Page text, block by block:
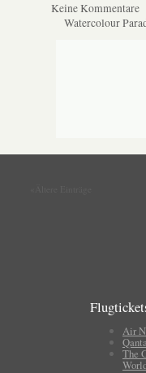
Keine Kommentare
Watercolour
Air
The